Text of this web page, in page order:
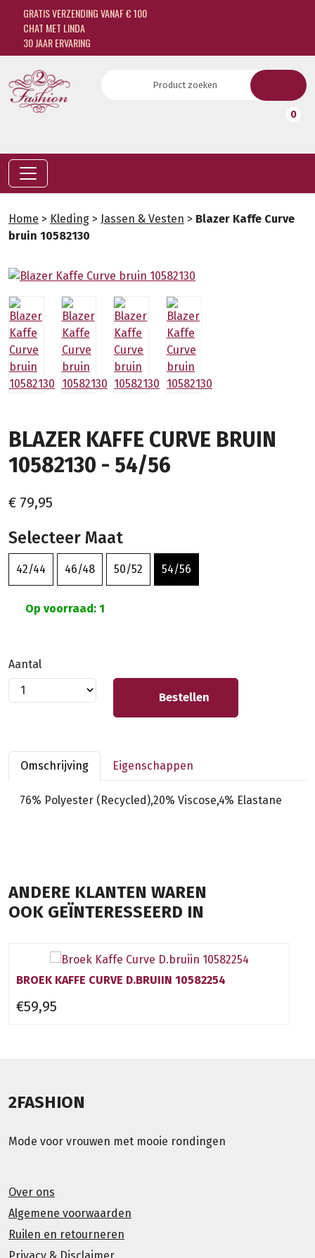
GRATIS VERZENDING VANAF € 100
CHAT MET LINDA
30 JAAR ERVARING
0
Home > Kleding > Jassen & Vesten > Blazer Kaffe Curve
bruin 10582130
BLAZER KAFFE CURVE BRUIN
10582130 - 54/56
€ 79,95
Selecteer Maat
42/44 46/48 50/52 54/56
Op voorraad: 1
Aantal
Bestellen
Omschrijving Eigenschappen
76% Polyester (Recycled),20% Viscose,4% Elastane
ANDERE KLANTEN WAREN
OOK GEÏNTERESSEERD IN
BROEK KAFFE CURVE D.BRUIIN 10582254
€59,95
2FASHION
Mode voor vrouwen met mooie rondingen
Over ons
Algemene voorwaarden
Ruilen en retourneren
Privacy & Disclaimer